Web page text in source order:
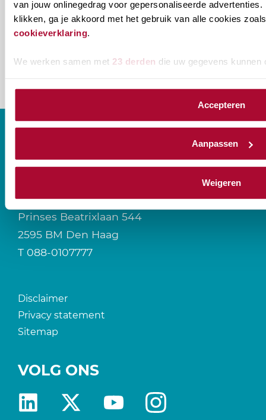
van jouw onlinegedrag voor gepersonaliseerde advertenties.
klikken, ga je akkoord met het gebruik van alle cookies
cookieverklaring.
We werken samen met 23 derden die uw gegevens kunnen
Accepteren
Aanpassen
Weigeren
naam@bedrijf.nl
Prinses Beatrixlaan 544
2595 BM Den Haag
T 088-0107777
Disclaimer
Privacy statement
Sitemap
VOLG ONS